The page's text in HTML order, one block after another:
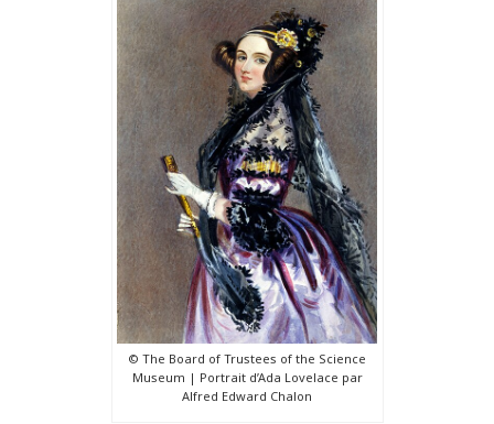
© The Board of Trustees of the Science
Museum | Portrait d’Ada Lovelace par
Alfred Edward Chalon